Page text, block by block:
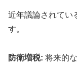
近年議論されてい
す。
防衛増税: 将来的